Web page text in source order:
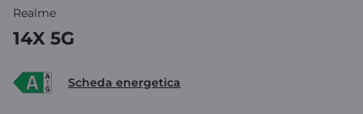
Realme
14X 5G
Scheda energetica